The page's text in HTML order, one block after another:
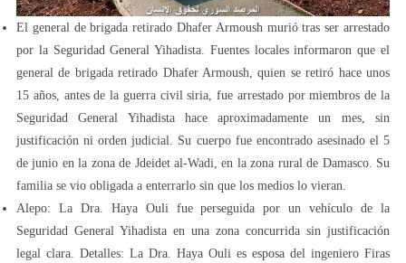
El general de brigada retirado Dhafer Armoush murió tras ser arrestado
por la Seguridad General Yihadista. Fuentes locales informaron que el
general de brigada retirado Dhafer Armoush, quien se retiró hace unos
15 años, antes de la guerra civil siria, fue arrestado por miembros de la
Seguridad General Yihadista hace aproximadamente un mes, sin
justificación ni orden judicial. Su cuerpo fue encontrado asesinado el 5
de junio en la zona de Jdeidet al-Wadi, en la zona rural de Damasco. Su
familia se vio obligada a enterrarlo sin que los medios lo vieran.
Alepo: La Dra. Haya Ouli fue perseguida por un vehículo de la
Seguridad General Yihadista en una zona concurrida sin justificación
legal clara. Detalles: La Dra. Haya Ouli es esposa del ingeniero Firas